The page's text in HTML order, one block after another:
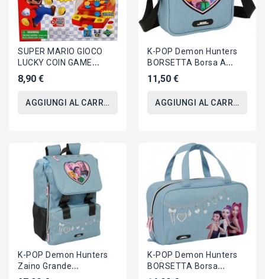
SUPER MARIO GIOCO
LUCKY COIN GAME
JUNIOR Spingi Fuori Le
Monete Epoch 7541
8,90 €
AGGIUNGI AL CARRELLO
K-POP Demon Hunters
BORSETTA Borsa A
Tracolla Piccola
18x16x14cm ORIGINALE
11,50 €
AGGIUNGI AL CARRELLO
K-POP Demon Hunters
Zaino Grande
K-POP Demon Hunters
BORSETTA Borsa